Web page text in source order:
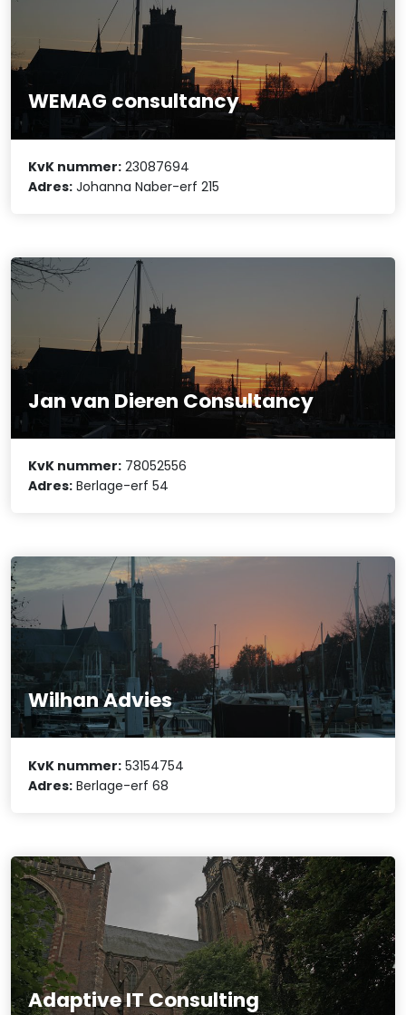
WEMAG consultancy
KvK nummer: 23087694
Adres: Johanna Naber-erf 215
Jan van Dieren Consultancy
KvK nummer: 78052556
Adres: Berlage-erf 54
Wilhan Advies
KvK nummer: 53154754
Adres: Berlage-erf 68
Adaptive IT Consulting